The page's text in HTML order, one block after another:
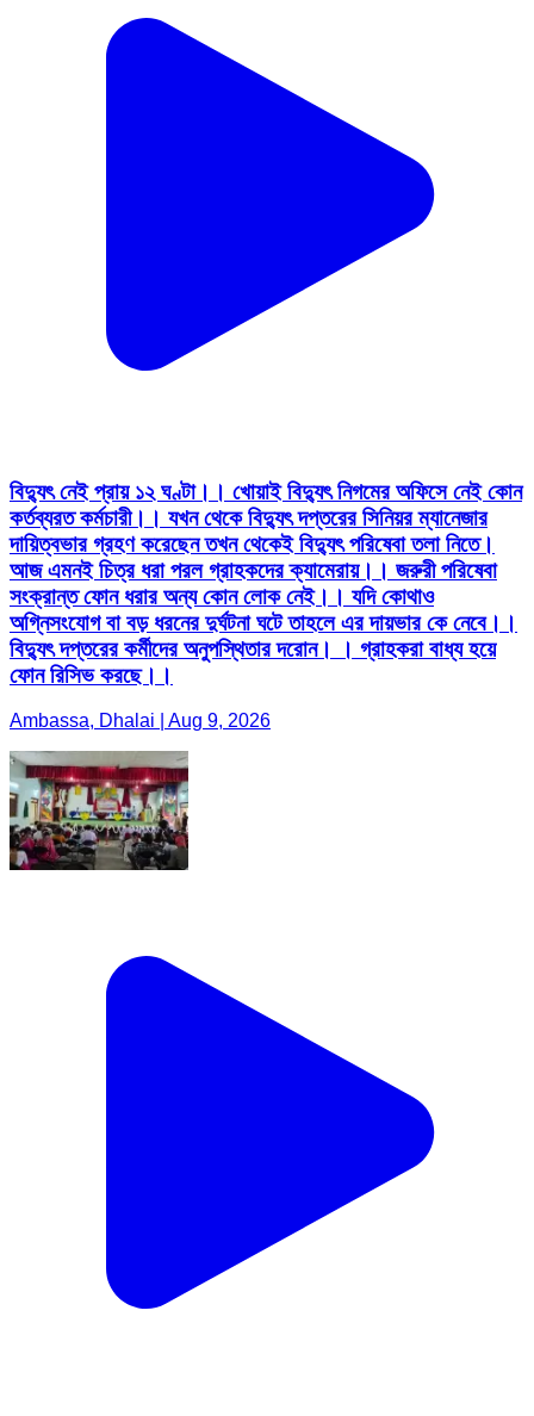
বিদ্যুৎ নেই প্রায় ১২ ঘণ্টা।। খোয়াই বিদ্যুৎ নিগমের অফিসে নেই কোন
কর্তব্যরত কর্মচারী।। যখন থেকে বিদ্যুৎ দপ্তরের সিনিয়র ম্যানেজার
দায়িত্বভার গ্রহণ করেছেন তখন থেকেই বিদ্যুৎ পরিষেবা তলা নিতে।
আজ এমনই চিত্র ধরা পরল গ্রাহকদের ক্যামেরায়।। জরুরী পরিষেবা
সংক্রান্ত ফোন ধরার অন্য কোন লোক নেই।। যদি কোথাও
অগ্নিসংযোগ বা বড় ধরনের দুর্ঘটনা ঘটে তাহলে এর দায়ভার কে নেবে।।
বিদ্যুৎ দপ্তরের কর্মীদের অনুপস্থিতার দরোন। । গ্রাহকরা বাধ্য হয়ে
ফোন রিসিভ করছে।।
Ambassa, Dhalai | Aug 9, 2026